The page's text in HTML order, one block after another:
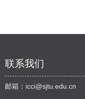
联系我们
邮箱： icci@sjtu.edu.cn